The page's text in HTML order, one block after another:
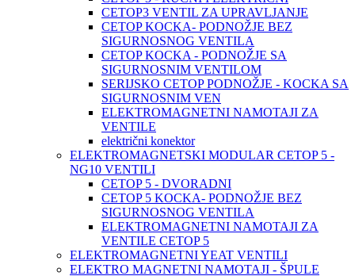
CETOP3 VENTIL ZA UPRAVLJANJE
CETOP KOCKA- PODNOŽJE BEZ
SIGURNOSNOG VENTILA
CETOP KOCKA - PODNOŽJE SA
SIGURNOSNIM VENTILOM
SERIJSKO CETOP PODNOŽJE - KOCKA SA
SIGURNOSNIM VEN
ELEKTROMAGNETNI NAMOTAJI ZA
VENTILE
električni konektor
ELEKTROMAGNETSKI MODULAR CETOP 5 -
NG10 VENTILI
CETOP 5 - DVORADNI
CETOP 5 KOCKA- PODNOŽJE BEZ
SIGURNOSNOG VENTILA
ELEKTROMAGNETNI NAMOTAJI ZA
VENTILE CETOP 5
ELEKTROMAGNETNI YEAT VENTILI
ELEKTRO MAGNETNI NAMOTAJI - ŠPULE